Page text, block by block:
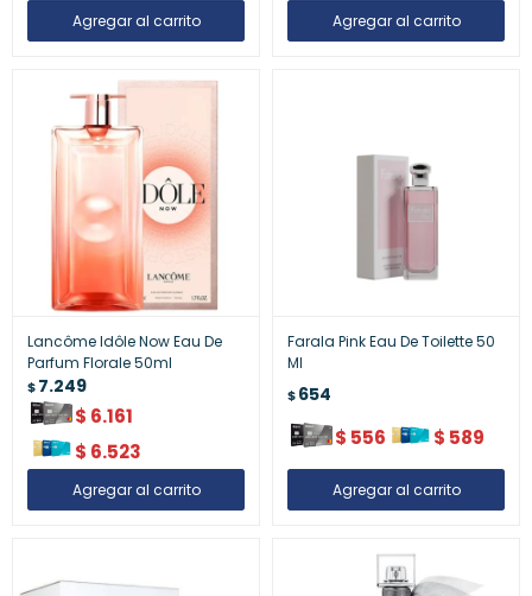
Lancôme Idôle Now Eau De
Parfum Florale 50ml
$7.249
$ 6.161
$ 6.523
Farala Pink Eau De Toilette 50
Ml
$654
$ 556 $ 589